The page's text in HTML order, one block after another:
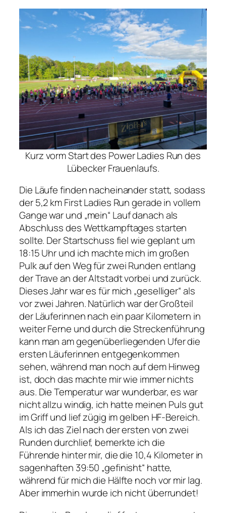
Kurz vorm Start des Power Ladies Run des
Lübecker Frauenlaufs.
Die Läufe finden nacheinander statt, sodass
der 5,2 km First Ladies Run gerade in vollem
Gange war und „mein“ Lauf danach als
Abschluss des Wettkampftages starten
sollte. Der Startschuss fiel wie geplant um
18:15 Uhr und ich machte mich im großen
Pulk auf den Weg für zwei Runden entlang
der Trave an der Altstadt vorbei und zurück.
Dieses Jahr war es für mich „geselliger“ als
vor zwei Jahren. Natürlich war der Großteil
der Läuferinnen nach ein paar Kilometern in
weiter Ferne und durch die Streckenführung
kann man am gegenüberliegenden Ufer die
ersten Läuferinnen entgegenkommen
sehen, während man noch auf dem Hinweg
ist, doch das machte mir wie immer nichts
aus. Die Temperatur war wunderbar, es war
nicht allzu windig, ich hatte meinen Puls gut
im Griff und lief zügig im gelben HF-Bereich.
Als ich das Ziel nach der ersten von zwei
Runden durchlief, bemerkte ich die
Führende hinter mir, die die 10,4 Kilometer in
sagenhaften 39:50 „gefinisht“ hatte,
während für mich die Hälfte noch vor mir lag.
Aber immerhin wurde ich nicht überrundet!